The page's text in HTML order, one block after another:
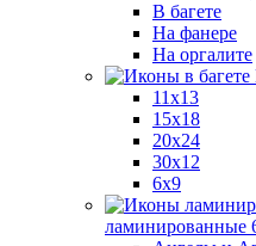
В багете
На фанере
На оргалите
11x13
15x18
20x24
30х12
6x9
ламинированные